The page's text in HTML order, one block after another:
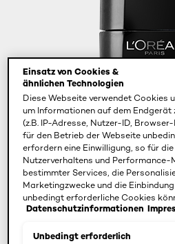
Einsatz von Cookies &
ähnlichen Technologien
Diese Webseite verwendet Cookies
um Informationen auf dem Endgerät
(z.B. IP-Adresse, Nutzer-ID,
für den Betrieb der Webseite
erfordern eine Einwilligung, so für
Nutzerverhaltens und Performance-
bestimmter Services, die
Marketingzwecke und die
unbedingt erforderliche Cookies
akzeptieren") oder abgelehnt ("Ohne
ebenfalls möglich und speicherbar
Datenschutzinformationen
Unbedingt erforderlich